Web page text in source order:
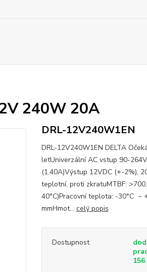
240W 20A
DRL-12V240W1EN
DRL-12V240W1EN DELTA
letUniverzální AC vstup 90-
(1.40A)Výstup 12VDC (+-2%),
teplotní, proti zkratuMTBF:
40°C)Pracovní teplota: -30°C ~
mmHmot... celý popis
Dostupnost